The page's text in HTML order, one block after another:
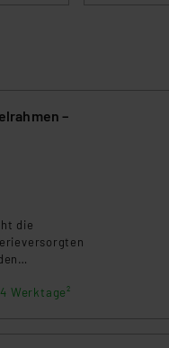
–
die
ihren Platz.
Werktage²